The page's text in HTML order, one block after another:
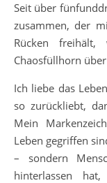
Seit über
zusammen, der
Rücken
Chaosfüllhorn
Ich liebe das
so zurückliebt,
Mein
Leben gegriffen
– sondern
hinterlassen